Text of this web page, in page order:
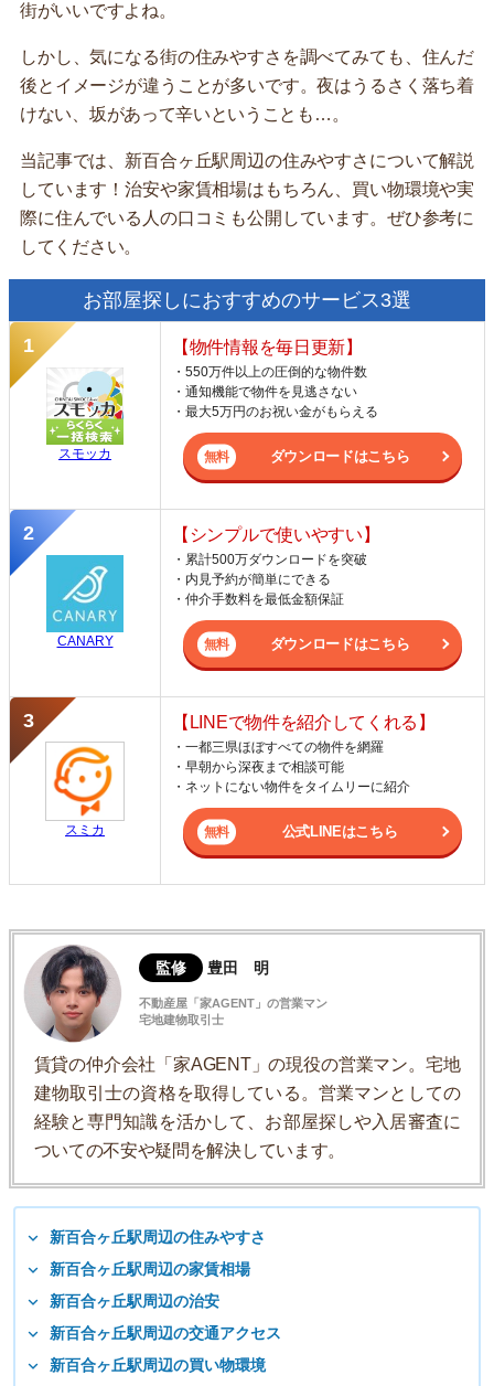
街がいいですよね。
しかし、気になる街の住みやすさを調べてみても、住んだ
後とイメージが違うことが多いです。夜はうるさく落ち着
けない、坂があって辛いということも…。
当記事では、新百合ヶ丘駅周辺の住みやすさについて解説
しています！治安や家賃相場はもちろん、買い物環境や実
際に住んでいる人の口コミも公開しています。ぜひ参考に
してください。
お部屋探しにおすすめのサービス3選
スモッカ
【物件情報を毎日更新】
・550万件以上の圧倒的な物件数
・通知機能で物件を見逃さない
・最大5万円のお祝い金がもらえる
ダウンロードはこちら
CANARY
【シンプルで使いやすい】
・累計500万ダウンロードを突破
・内見予約が簡単にできる
・仲介手数料を最低金額保証
ダウンロードはこちら
スミカ
【LINEで物件を紹介してくれる】
・一都三県ほぼすべての物件を網羅
・早朝から深夜まで相談可能
・ネットにない物件をタイムリーに紹介
公式LINEはこちら
監修 豊田 明
不動産屋「家AGENT」の営業マン
宅地建物取引士
賃貸の仲介会社「家AGENT」の現役の営業マン。宅地
建物取引士の資格を取得している。営業マンとしての
経験と専門知識を活かして、お部屋探しや入居審査に
ついての不安や疑問を解決しています。
新百合ヶ丘駅周辺の住みやすさ
新百合ヶ丘駅周辺の家賃相場
新百合ヶ丘駅周辺の治安
新百合ヶ丘駅周辺の交通アクセス
新百合ヶ丘駅周辺の買い物環境